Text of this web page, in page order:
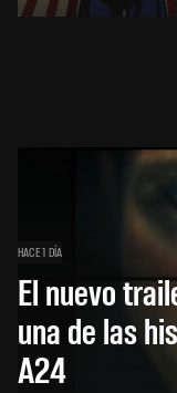
HACE 1 DÍA
El nuevo
una de las
A24